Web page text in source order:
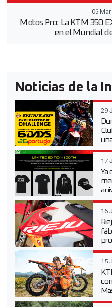
06 Mar
Motos Pro: La KTM 350
en el Mundial
Noticias de la
29
17
Ya
16
15